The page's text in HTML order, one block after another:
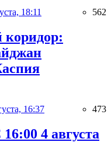
18:11 562
16:37 473
4 августа